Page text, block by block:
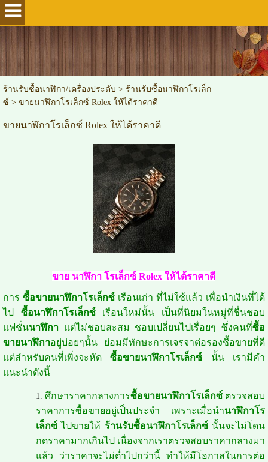
ร้านรับซื้อนาฬิกา/เครื่องประดับ > ร้านรับซื้อนาฬิกาโรเล็ก
ซ์ > ขายนาฬิกาโรเล็กซ์ Rolex ให้ได้ราคาดี
ขายนาฬิกาโรเล็กซ์ Rolex ให้ได้ราคาดี
ขาย นาฬิกา โรเล็กซ์ Rolex ให้ได้ราคาดี
การ ซื้อขายนาฬิกาโรเล็กซ์เรือนเก่า ที่ไม่ใช้แล้ว เพื่อนำเงินที่ได้
ไป ซื้อนาฬิกาโรเล็กซ์เรือนใหม่นั้น เป็นที่นิยมในหมู่ที่ชื่นชอบ
แฟชั่นนาฬิกาแต่ไม่ชอบสะสม ชอบเปลี่ยนไปเรื่อยๆ ซึ่งคนที่ซื้อ
ขายนาฬิกาอยู่บ่อยๆนั้น ย่อมมีทักษะการเจรจาต่อรองซื้อขายที่ดี
แต่สำหรับคนที่เพิ่งจะหัดซื้อขายนาฬิกาโรเล็กซ์ นั้น เรามีคำ
แนะนำดังนี้
ศึกษาราคากลางการซื้อขายนาฬิกาโรเล็กซ์ ตรวจสอบ
ราคาการซื้อขายอยู่เป็นประจำ เพราะเมื่อนำนาฬิกาโร
เล็กซ์ไปขายให้ ร้านรับซื้อนาฬิกาโรเล็กซ์นั้นจะไม่โดน
กดราคามากเกินไป เนื่องจากเราตรวจสอบราคากลางมา
แล้ว ว่าราคาจะไม่ต่ำไปกว่านี้ ทำให้มีโอกาสในการต่อ